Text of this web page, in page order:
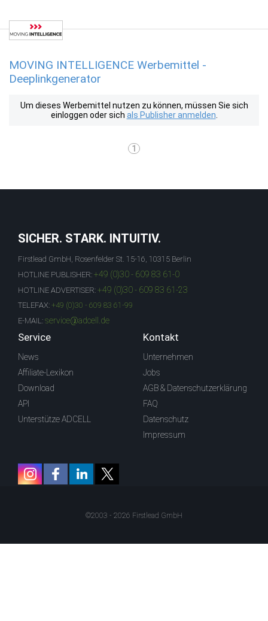
MOVING INTELLIGENCE Werbemittel -
Deeplinkgenerator
Um dieses Werbemittel nutzen zu können, müssen Sie sich
einloggen oder sich als Publisher anmelden
1
SICHER. STARK. INTUITIV.
Firstlead GmbH, Rosenfelder St. 15-16, 10315 Berlin
HOTLINE PUBLISHER: +49 (0)30 - 609 83 61-0
HOTLINE ADVERTISER: +49 (0)30 - 609 83 61-23
TELEFAX: +49 (0)30 - 609 83 61-99
E-MAIL: service@adcell.de
Service
News
Affiliate-Lexikon
Download
API
Unterstütze ADCELL
Kontakt
Unternehmen
Jobs
AGB & Datenschutzerklärung
FAQ
Datenschutz
Impressum
©2003 - 2026 Firstlead GmbH